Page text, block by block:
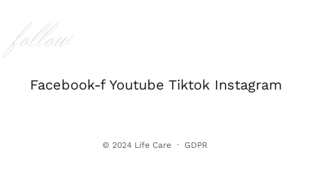
follow
Facebook-f Youtube Tiktok Instagram
© 2024 Life Care· GDPR